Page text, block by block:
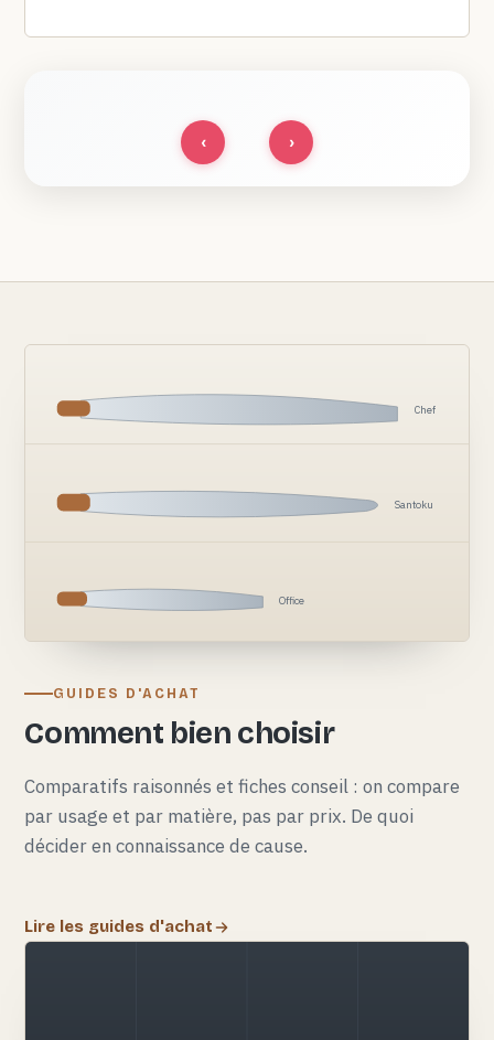
‹ ›
Chef
Santoku
Office
GUIDES D'ACHAT
Comment bien choisir
Comparatifs raisonnés et fiches conseil : on compare
par usage et par matière, pas par prix. De quoi
décider en connaissance de cause.
Lire les guides d'achat